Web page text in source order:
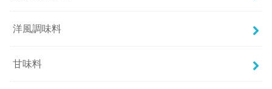
洋風調味料
甘味料